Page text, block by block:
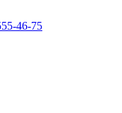
46-75